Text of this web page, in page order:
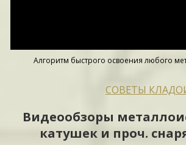
Алгоритм быстрого освоения любого
СОВЕТЫ
Видеообзоры
катушек и проч.